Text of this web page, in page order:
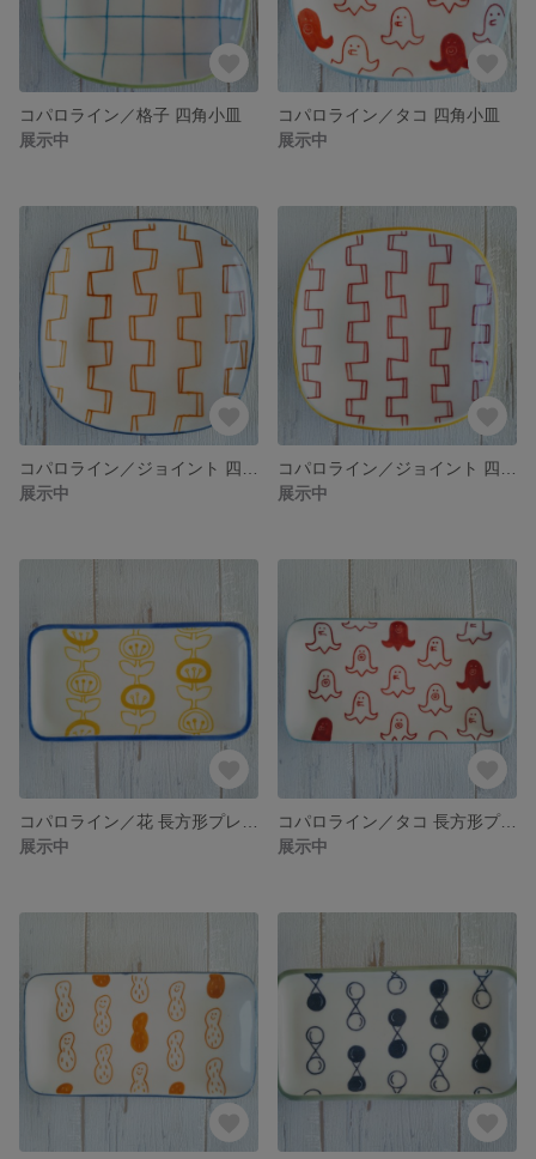
コパロライン／格子 四角小皿
展示中
コパロライン／タコ 四角小皿
展示中
展示中
展示中
展示中
コパロライン／タコ 長方形プレート
展示中